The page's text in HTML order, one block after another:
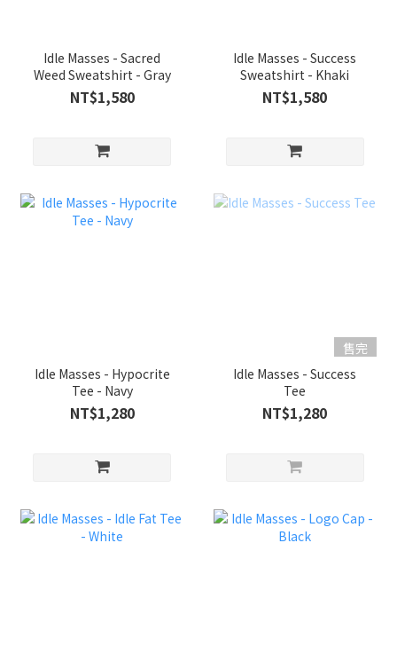
Idle Masses - Sacred
Weed Sweatshirt - Gray
NT$1,580
Idle Masses - Success
Sweatshirt - Khaki
NT$1,580
Idle Masses - Hypocrite
Tee - Navy
NT$1,280
售完
Idle Masses - Success
Tee
NT$1,280